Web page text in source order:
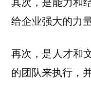
给企业强大的力
再次，是人才和
的团队来执行，